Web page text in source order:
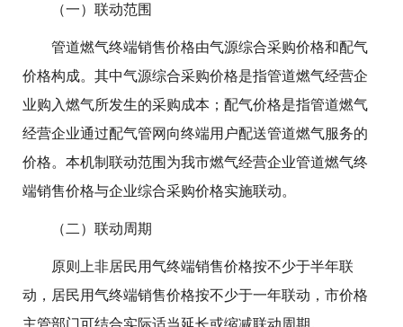
（一）联动范围
管道燃气终端销售价格由气源综合采购价格和配气
价格构成。其中气源综合采购价格是指管道燃气经营企
业购入燃气所发生的采购成本；配气价格是指管道燃气
经营企业通过配气管网向终端用户配送管道燃气服务的
价格。本机制联动范围为我市燃气经营企业管道燃气终
端销售价格与企业综合采购价格实施联动。
（二）联动周期
原则上非居民用气终端销售价格按不少于半年联
动，居民用气终端销售价格按不少于一年联动，市价格
主管部门可结合实际适当延长或缩减联动周期。